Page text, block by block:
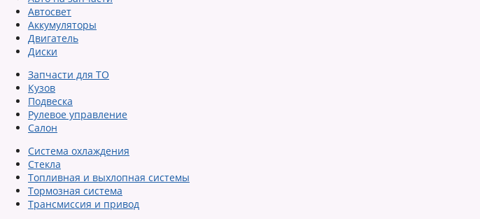
Автосвет
Аккумуляторы
Двигатель
Диски
Запчасти для ТО
Кузов
Подвеска
Рулевое управление
Салон
Система охлаждения
Стекла
Топливная и выхлопная системы
Тормозная система
Трансмиссия и привод